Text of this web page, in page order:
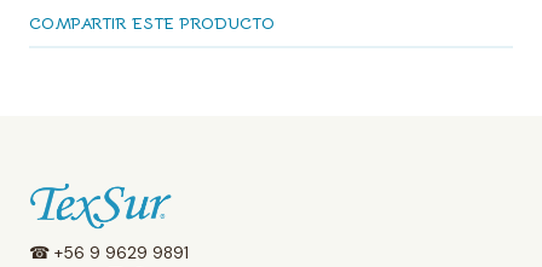
COMPARTIR ESTE PRODUCTO
☎ +56 9 9629 9891